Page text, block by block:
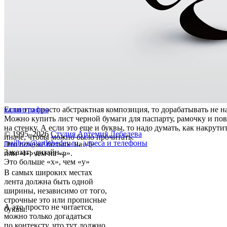
Если это просто абстрактная композиция, то дорабатывать не
Можно купить лист черной бумаги для паспарту, рамочку и
на стенку. А если это еще и буквы, то надо думать, как
иначе, чтобы можно было прочитать.
Это похоже больше на «f»
или «l», чем на «p».
Это больше «x», чем «y»
В самых широких местах
лента должна быть одной
ширины, независимо от того,
строчные это или прописные
буквы.
А это просто не читается,
можно только догадаться
по контексту, что тут должно
каллиграфия
© 1995–2026 Студия Артемия Лебедева
mailbox@artlebedev.ru, адреса и телефоны
Заказать дизайн...